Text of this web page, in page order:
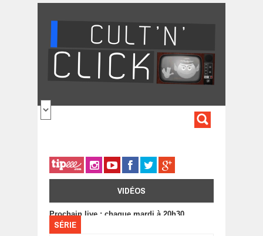
VIDÉOS
Prochain live : chaque mardi à 20h30
SÉRIE